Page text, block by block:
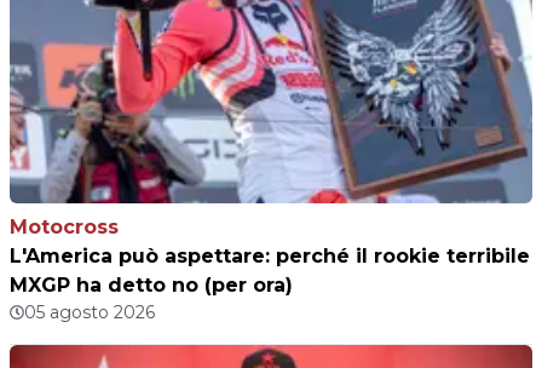
Motocross
L'America può aspettare: perché il rookie terribile
MXGP ha detto no (per ora)
05 agosto 2026